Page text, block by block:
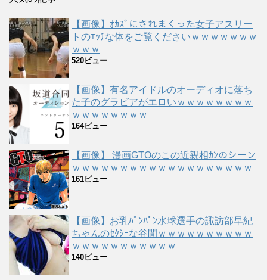
【画像】ｵｶｽﾞにされまくった女子アスリー
トのｴｯﾁな体をご覧くださいｗｗｗｗｗｗｗ
ｗｗｗ
520ビュー
【画像】有名アイドルのオーディオに落ち
た子のグラビアがエロいｗｗｗｗｗｗｗｗ
ｗｗｗｗｗｗｗｗ
164ビュー
【画像】 漫画GTOのこの近親相ｶﾝのシーン
ｗｗｗｗｗｗｗｗｗｗｗｗｗｗｗｗｗｗｗ
161ビュー
【画像】お乳ﾊﾟﾝﾊﾟﾝ水球選手の諏訪部早紀
ちゃんのｾｸｼｰな谷間ｗｗｗｗｗｗｗｗｗｗ
ｗｗｗｗｗｗｗｗｗｗｗ
140ビュー